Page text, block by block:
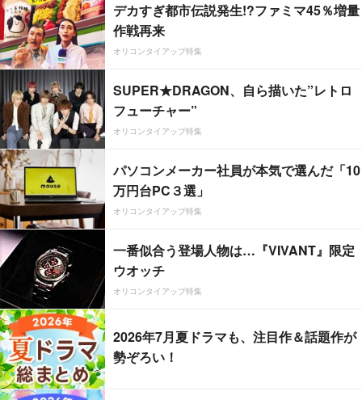
デカすぎ都市伝説発生!?ファミマ45％増量
作戦再来
オリコンタイアップ特集
SUPER★DRAGON、自ら描いた”レトロ
フューチャー”
オリコンタイアップ特集
パソコンメーカー社員が本気で選んだ「10
万円台PC３選」
オリコンタイアップ特集
一番似合う登場人物は…『VIVANT』限定
ウオッチ
オリコンタイアップ特集
2026年7月夏ドラマも、注目作＆話題作が
勢ぞろい！